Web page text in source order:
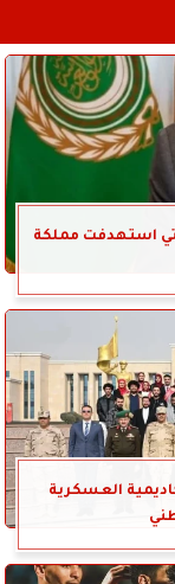
استهدفت مملكة
العسكرية